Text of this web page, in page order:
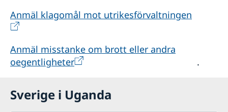
Anmäl klagomål mot utrikesförvaltningen
Anmäl misstanke om brott eller andra
oegentligheter
.
Sverige i Uganda